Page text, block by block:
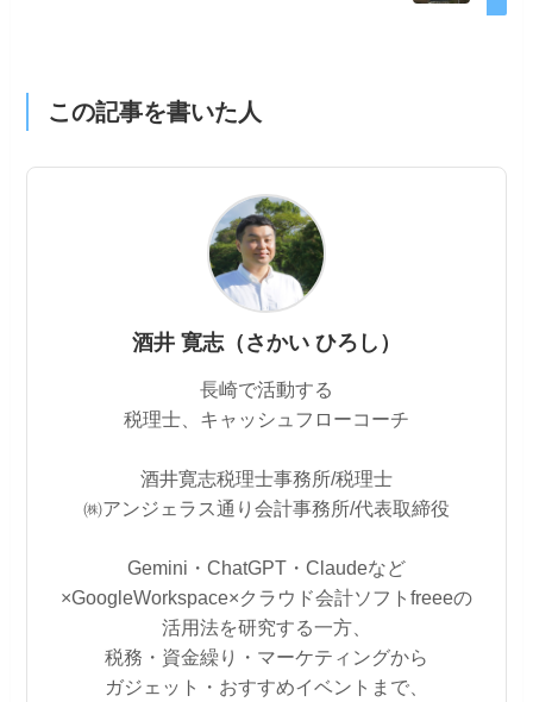
この記事を書いた人
酒井 寛志（さかい ひろし）
長崎で活動する
税理士、キャッシュフローコーチ
酒井寛志税理士事務所/税理士
㈱アンジェラス通り会計事務所/代表取締役
Gemini・ChatGPT・Claudeなど
×GoogleWorkspace×クラウド会計ソフトfreeeの
活用法を研究する一方、
税務・資金繰り・マーケティングから
ガジェット・おすすめイベントまで、